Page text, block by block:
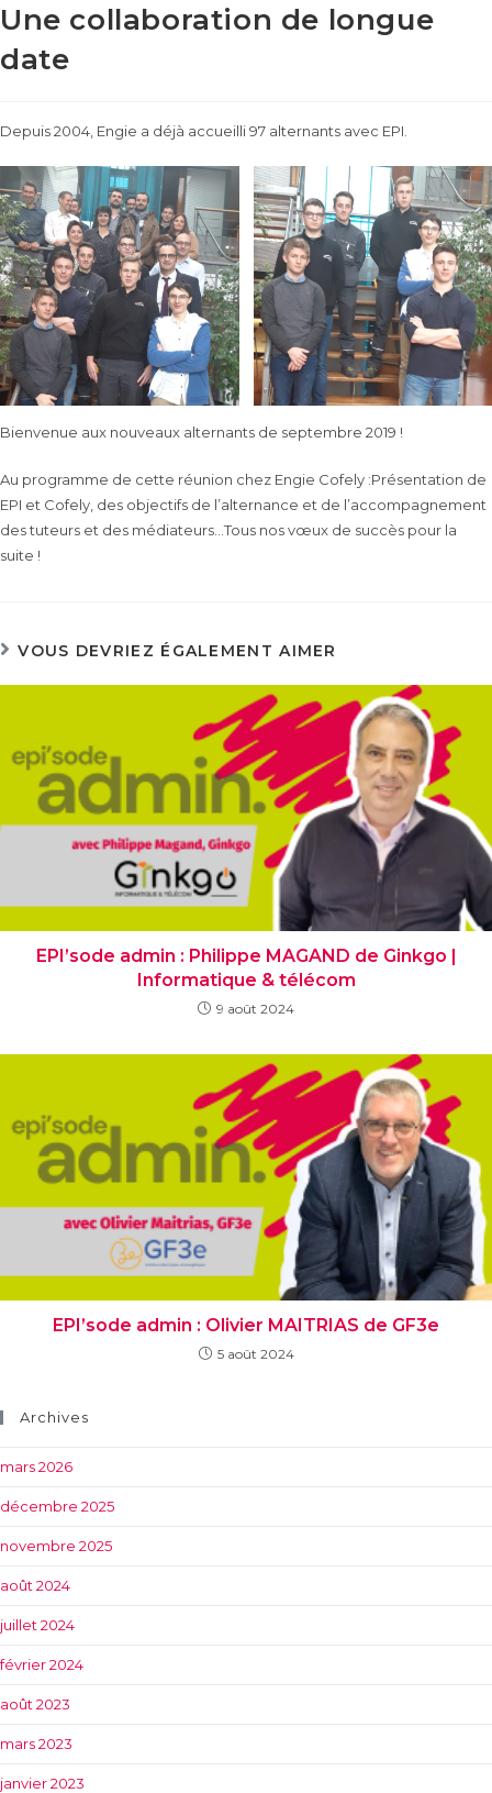
Une collaboration de longue
date
Depuis 2004, Engie a déjà accueilli 97 alternants avec EPI.
Bienvenue aux nouveaux alternants de septembre 2019 !
Au programme de cette réunion chez Engie Cofely :Présentation de
EPI et Cofely, des objectifs de l’alternance et de l’accompagnement
des tuteurs et des médiateurs…Tous nos vœux de succès pour la
suite !
VOUS DEVRIEZ ÉGALEMENT AIMER
EPI’sode admin : Philippe MAGAND de Ginkgo |
Informatique & télécom
9 août 2024
EPI’sode admin : Olivier MAITRIAS de GF3e
5 août 2024
Archives
mars 2026
décembre 2025
novembre 2025
août 2024
juillet 2024
février 2024
août 2023
mars 2023
janvier 2023